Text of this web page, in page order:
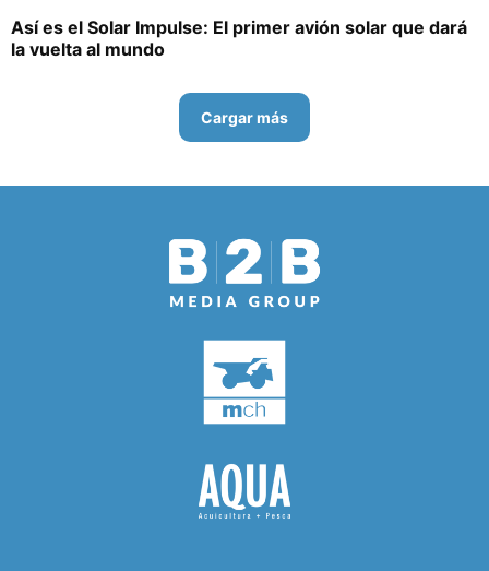
Así es el Solar Impulse: El primer avión solar que dará
la vuelta al mundo
Cargar más